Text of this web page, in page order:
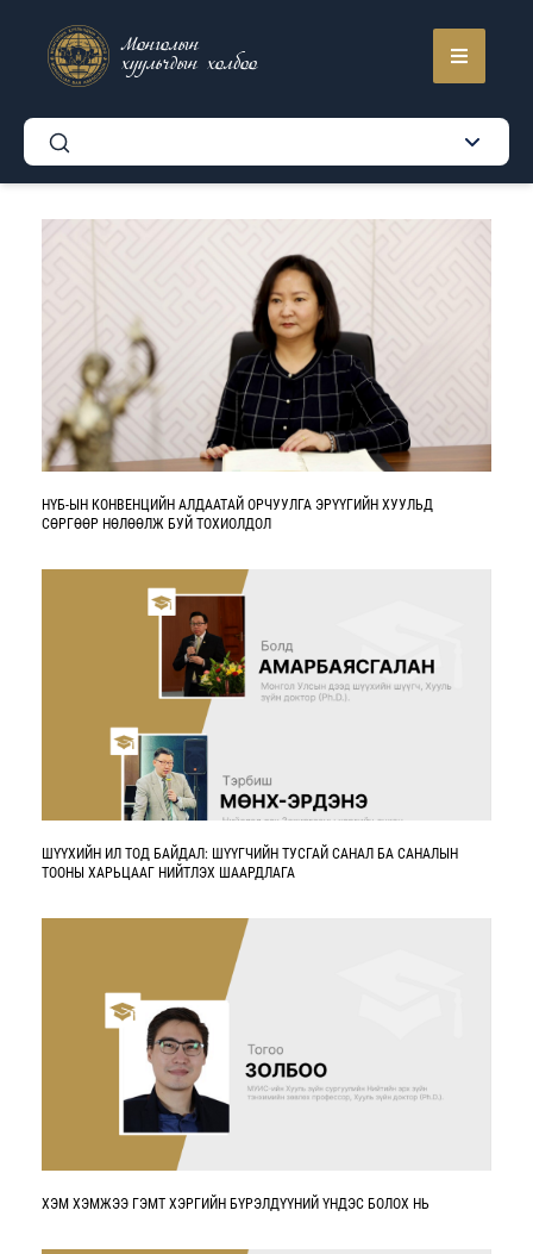
Монголын
хуульчдын холбоо
НҮБ-ЫН КОНВЕНЦИЙН АЛДААТАЙ ОРЧУУЛГА ЭРҮҮГИЙН ХУУЛЬД
СӨРГӨӨР НӨЛӨӨЛЖ БУЙ ТОХИОЛДОЛ
ШҮҮХИЙН ИЛ ТОД БАЙДАЛ: ШҮҮГЧИЙН ТУСГАЙ САНАЛ БА САНАЛЫН
ТООНЫ ХАРЬЦААГ НИЙТЛЭХ ШААРДЛАГА
ХЭМ ХЭМЖЭЭ ГЭМТ ХЭРГИЙН БҮРЭЛДҮҮНИЙ ҮНДЭС БОЛОХ НЬ